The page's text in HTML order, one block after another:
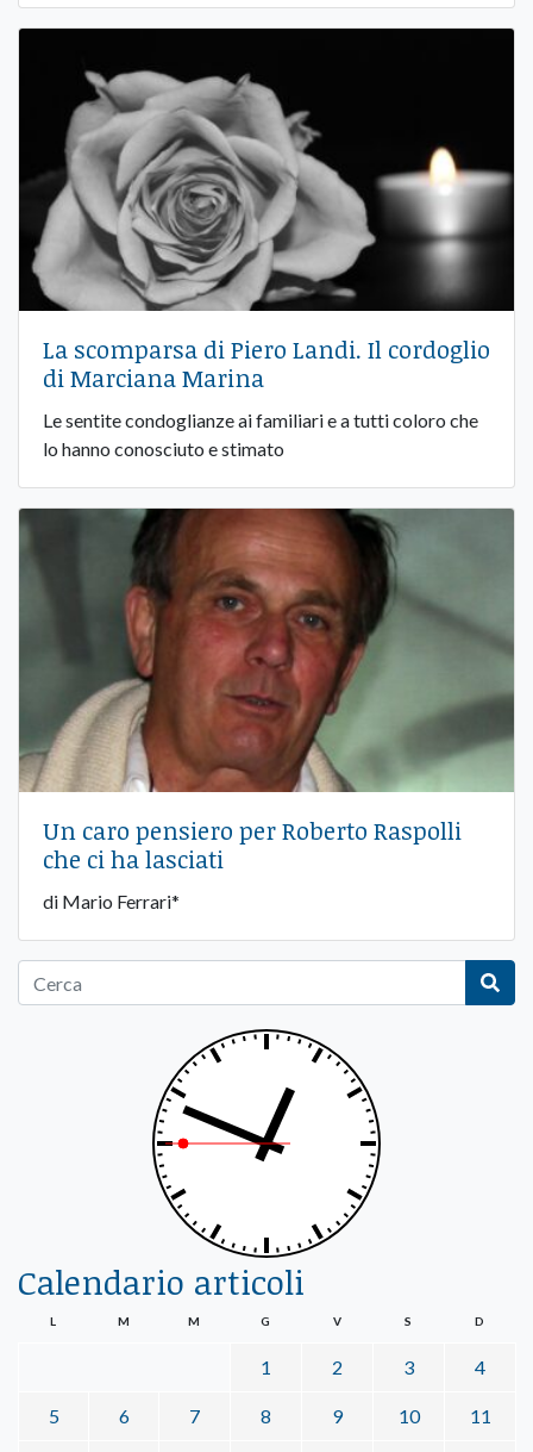
La scomparsa di Piero Landi. Il cordoglio
di Marciana Marina
Le sentite condoglianze ai familiari e a tutti coloro che
lo hanno conosciuto e stimato
Un caro pensiero per Roberto Raspolli
che ci ha lasciati
di Mario Ferrari*
Calendario articoli
L M M G V S D
1 2 3 4
5 6 7 8 9 10 11